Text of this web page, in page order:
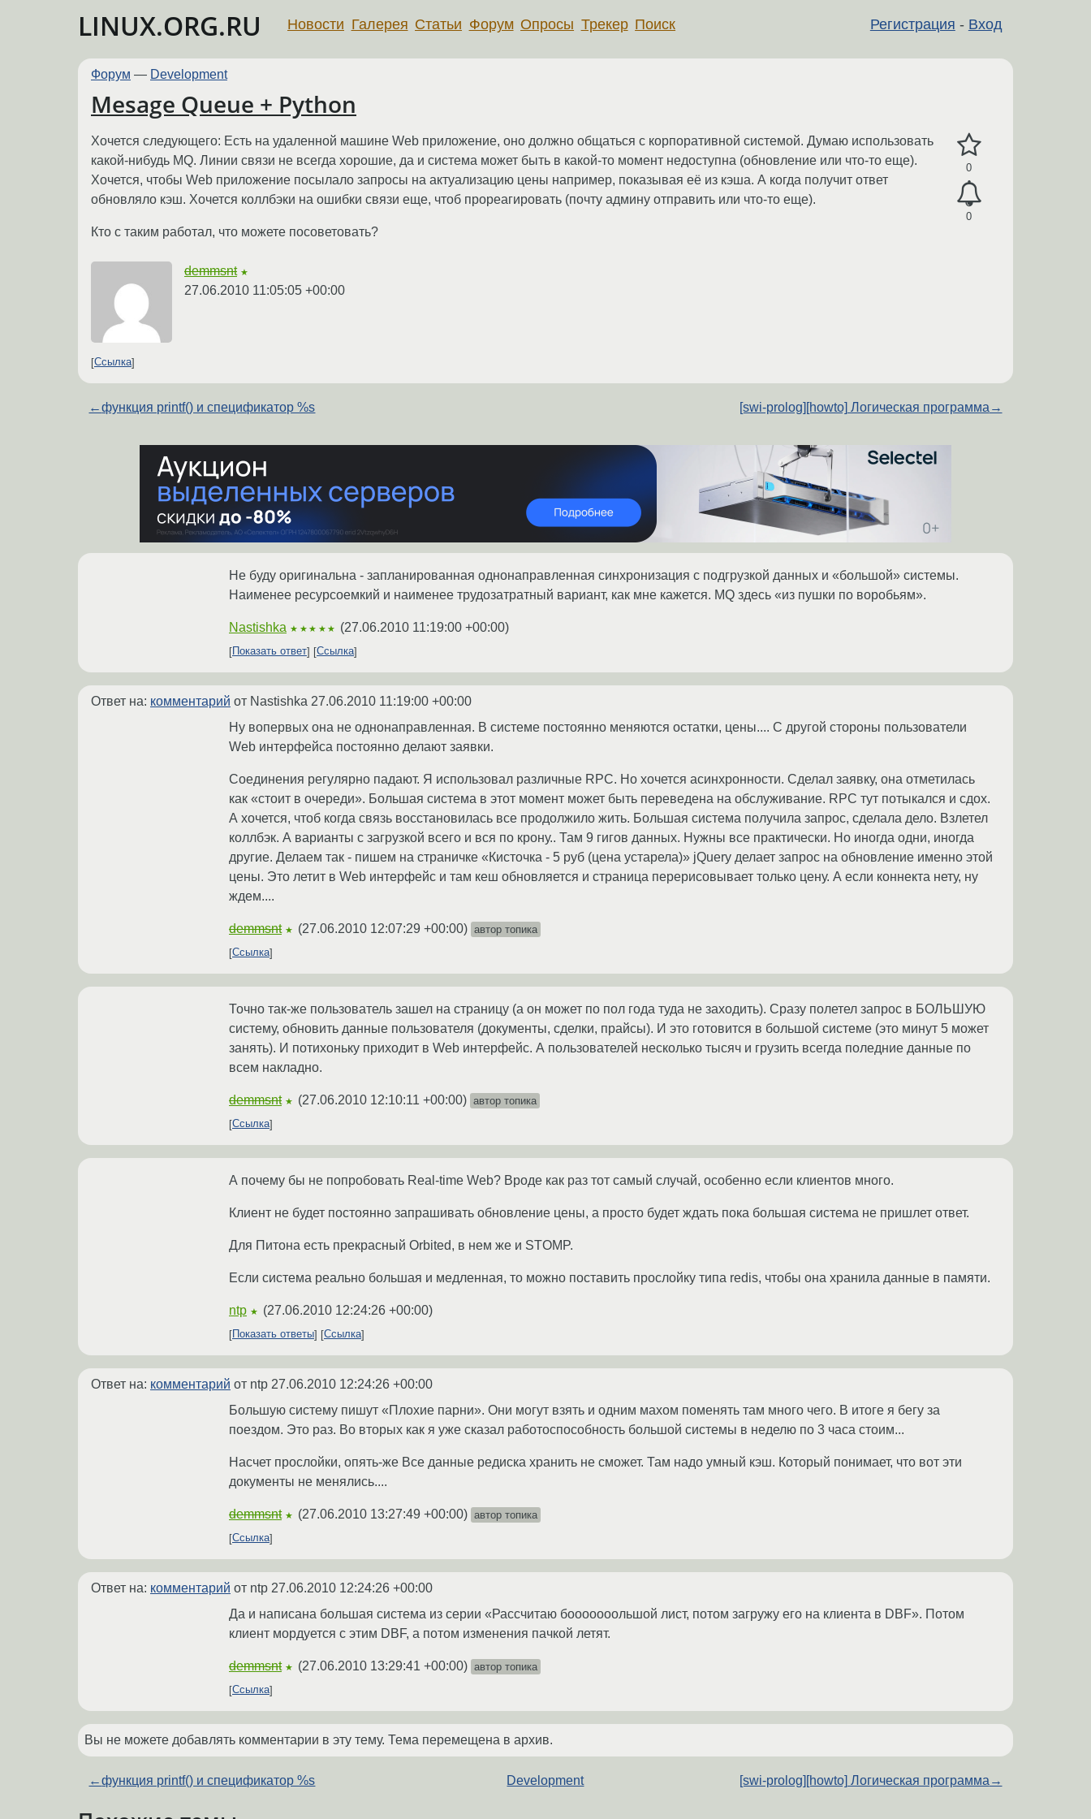
LINUX.ORG.RU Регистрация - Вход
Новости Галерея Статьи Форум Опросы Трекер Поиск
Форум — Development
Mesage Queue + Python
0
0
Хочется следующего: Есть на удаленной машине Web приложение, оно должно общаться с корпоративной системой. Думаю использовать
какой-нибудь MQ. Линии связи не всегда хорошие, да и система может быть в какой-то момент недоступна (обновление или что-то еще).
Хочется, чтобы Web приложение посылало запросы на актуализацию цены например, показывая её из кэша. А когда получит ответ
обновляло кэш. Хочется коллбэки на ошибки связи еще, чтоб прореагировать (почту админу отправить или что-то еще).
Кто с таким работал, что можете посоветовать?
demmsnt ★
27.06.2010 11:05:05 +00:00
Ссылка
←функция printf() и спецификатор %s [swi-prolog][howto] Логическая программа →
Не буду оригинальна - запланированная однонаправленная синхронизация с подгрузкой данных и «большой» системы.
Наименее ресурсоемкий и наименее трудозатратный вариант, как мне кажется. MQ здесь «из пушки по воробьям».
Nastishka ★★★★★ (27.06.2010 11:19:00 +00:00)
Показать ответ Ссылка
Ответ на: комментарий от Nastishka 27.06.2010 11:19:00 +00:00
Ну вопервых она не однонаправленная. В системе постоянно меняются остатки, цены.... С другой стороны пользователи
Web интерфейса постоянно делают заявки.
Соединения регулярно падают. Я использовал различные RPC. Но хочется асинхронности. Сделал заявку, она отметилась
как «стоит в очереди». Большая система в этот момент может быть переведена на обслуживание. RPC тут потыкался и сдох.
А хочется, чтоб когда связь восстановилась все продолжило жить. Большая система получила запрос, сделала дело. Взлетел
коллбэк. А варианты с загрузкой всего и вся по крону.. Там 9 гигов данных. Нужны все практически. Но иногда одни, иногда
другие. Делаем так - пишем на страничке «Кисточка - 5 руб (цена устарела)» jQuery делает запрос на обновление именно этой
цены. Это летит в Web интерфейс и там кеш обновляется и страница перерисовывает только цену. А если коннекта нету, ну
ждем....
demmsnt ★ (27.06.2010 12:07:29 +00:00) автор топика
Ссылка
Точно так-же пользователь зашел на страницу (а он может по пол года туда не заходить). Сразу полетел запрос в БОЛЬШУЮ
систему, обновить данные пользователя (документы, сделки, прайсы). И это готовится в большой системе (это минут 5 может
занять). И потихоньку приходит в Web интерфейс. А пользователей несколько тысяч и грузить всегда поледние данные по
всем накладно.
demmsnt ★ (27.06.2010 12:10:11 +00:00) автор топика
Ссылка
А почему бы не попробовать Real-time Web? Вроде как раз тот самый случай, особенно если клиентов много.
Клиент не будет постоянно запрашивать обновление цены, а просто будет ждать пока большая система не пришлет ответ.
Для Питона есть прекрасный Orbited, в нем же и STOMP.
Если система реально большая и медленная, то можно поставить прослойку типа redis, чтобы она хранила данные в памяти.
ntp ★ (27.06.2010 12:24:26 +00:00)
Показать ответы Ссылка
Ответ на: комментарий от ntp 27.06.2010 12:24:26 +00:00
Большую систему пишут «Плохие парни». Они могут взять и одним махом поменять там много чего. В итоге я бегу за
поездом. Это раз. Во вторых как я уже сказал работоспособность большой системы в неделю по 3 часа стоим...
Насчет прослойки, опять-же Все данные редиска хранить не сможет. Там надо умный кэш. Который понимает, что вот эти
документы не менялись....
demmsnt ★ (27.06.2010 13:27:49 +00:00) автор топика
Ссылка
Ответ на: комментарий от ntp 27.06.2010 12:24:26 +00:00
Да и написана большая система из серии «Рассчитаю бооооооольшой лист, потом загружу его на клиента в DBF». Потом
клиент мордуется с этим DBF, а потом изменения пачкой летят.
demmsnt ★ (27.06.2010 13:29:41 +00:00) автор топика
Ссылка
Вы не можете добавлять комментарии в эту тему. Тема перемещена в архив.
←функция printf() и спецификатор %s Development [swi-prolog][howto] Логическая программа →